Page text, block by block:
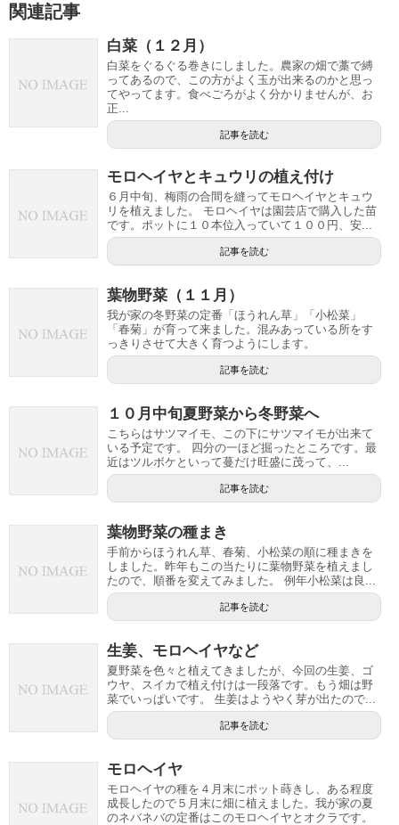
関連記事
白菜（１２月）
白菜をぐるぐる巻きにしました。農家の畑で藁で縛
ってあるので、この方がよく玉が出来るのかと思っ
てやってます。食べごろがよく分かりませんが、お
正...
記事を読む
モロヘイヤとキュウリの植え付け
６月中旬、梅雨の合間を縫ってモロヘイヤとキュウ
リを植えました。 モロヘイヤは園芸店で購入した苗
です。ポットに１０本位入っていて１００円、安...
記事を読む
葉物野菜（１１月）
我が家の冬野菜の定番「ほうれん草」「小松菜」
「春菊」が育って来ました。混みあっている所をす
っきりさせて大きく育つようにします。
記事を読む
１０月中旬夏野菜から冬野菜へ
こちらはサツマイモ、この下にサツマイモが出来て
いる予定です。 四分の一ほど掘ったところです。最
近はツルボケといって蔓だけ旺盛に茂って、...
記事を読む
葉物野菜の種まき
手前からほうれん草、春菊、小松菜の順に種まきを
しました。昨年もこの当たりに葉物野菜を植えまし
たので、順番を変えてみました。 例年小松菜は良...
記事を読む
生姜、モロヘイヤなど
夏野菜を色々と植えてきましたが、今回の生姜、ゴ
ウヤ、スイカで植え付けは一段落です。もう畑は野
菜でいっぱいです。 生姜はようやく芽が出たので...
記事を読む
モロヘイヤ
モロヘイヤの種を４月末にポット蒔きし、ある程度
成長したので５月末に畑に植えました。我が家の夏
のネバネバの定番はこのモロヘイヤとオクラです。